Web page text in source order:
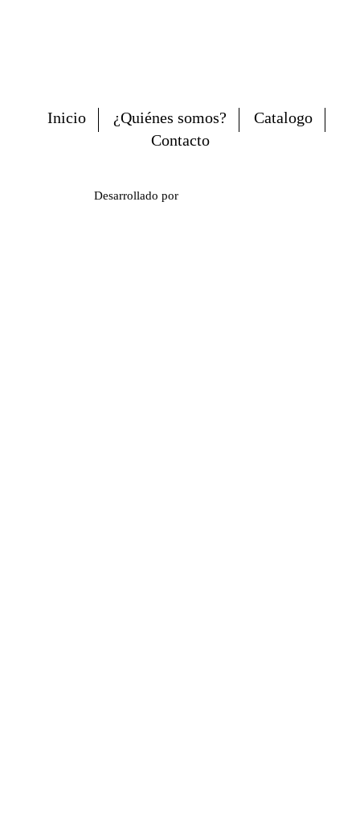
Inicio ¿Quiénes somos?
Catalogo
Contacto
Desarrollado por